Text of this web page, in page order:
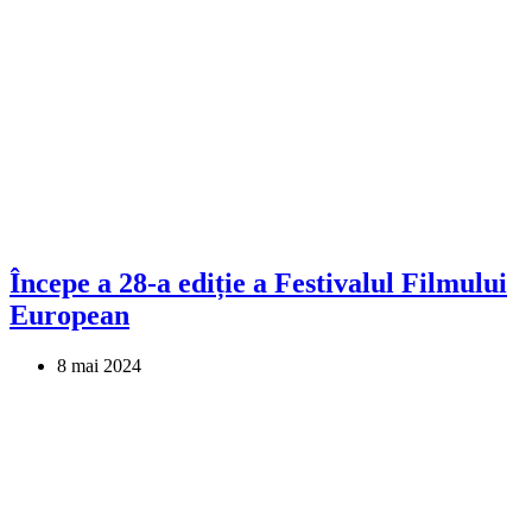
Începe a 28-a ediție a Festivalul Filmului
European
8 mai 2024